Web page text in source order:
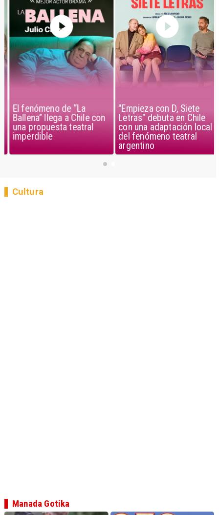
El fenómeno de “La
Ballena” llega a Chile con
una propuesta teatral
imperdible
"Empieza con D, Siete
Letras" debuta en Chile
con una adaptación local
del fenómeno teatral
argentino
Cultura
Manada Gotika